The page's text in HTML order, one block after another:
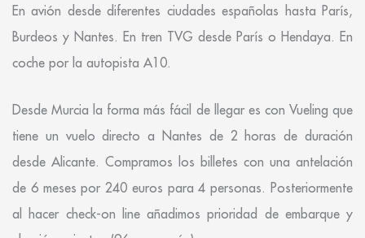
En avión desde diferentes ciudades españolas hasta París,
Burdeos y Nantes. En tren TVG desde París o Hendaya. En
coche por la autopista A10.
Desde Murcia la forma más fácil de llegar es con Vueling que
tiene un vuelo directo a Nantes de 2 horas de duración
desde Alicante. Compramos los billetes con una antelación
de 6 meses por 240 euros para 4 personas. Posteriormente
al hacer check-on line añadimos prioridad de embarque y